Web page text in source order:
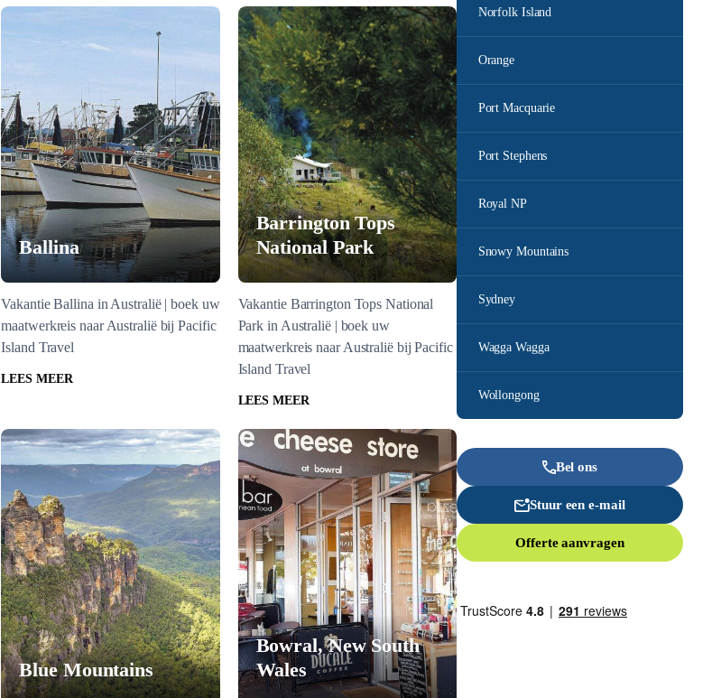
Norfolk Island
Orange
Port Macquarie
Port Stephens
Royal NP
Snowy Mountains
Sydney
Wagga Wagga
Wollongong
Bel ons
Stuur een e-mail
Offerte aanvragen
Ballina
Vakantie Ballina in Australië | boek uw
maatwerkreis naar Australië bij Pacific
Island Travel
LEES MEER
Barrington Tops
National Park
Vakantie Barrington Tops National
Park in Australië | boek uw
maatwerkreis naar Australië bij Pacific
Island Travel
LEES MEER
Blue Mountains
Bowral, New South
Wales